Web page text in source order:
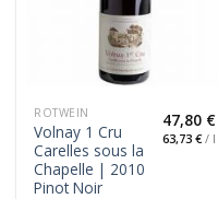
ROTWEIN
Volnay 1 Cru
Carelles sous la
Chapelle | 2010
Pinot Noir
47,80 €
63,73 €/ l